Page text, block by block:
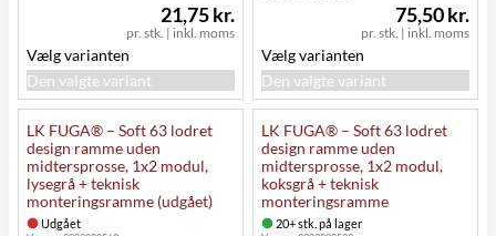
pr. stk. | inkl. moms
21,75 kr.
Vælg varianten
Den valgte variant
pr. stk. | inkl. moms
75,50 kr.
Vælg varianten
Den valgte variant
LK FUGA® – Soft 63 lodret
design ramme uden
midtersprosse, 1x2 modul,
lysegrå + teknisk
monteringsramme (udgået)
Udgået
LK FUGA® – Soft 63 lodret
design ramme uden
midtersprosse, 1x2 modul,
koksgrå + teknisk
monteringsramme
20+ stk. på lager